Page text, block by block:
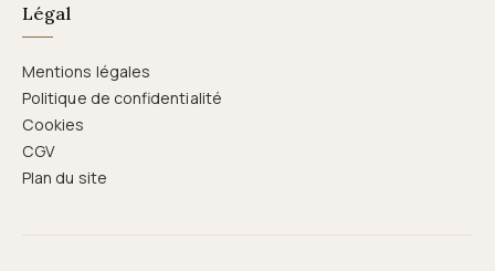
Légal
Mentions légales
Politique de confidentialité
Cookies
CGV
Plan du site